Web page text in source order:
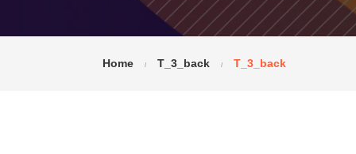
Home T_3_back T_3_back